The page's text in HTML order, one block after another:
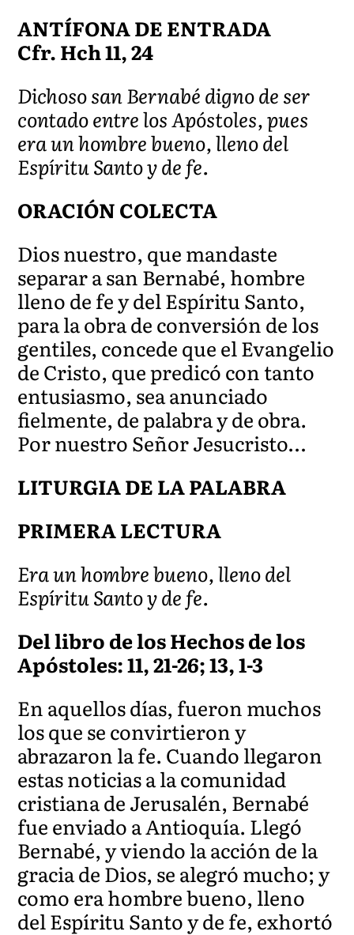
ANTÍFONA DE ENTRADA
Cfr. Hch 11, 24
Dichoso san Bernabé digno de ser
contado entre los Apóstoles, pues
era un hombre bueno, lleno del
Espíritu Santo y de fe.
ORACIÓN COLECTA
Dios nuestro, que mandaste
separar a san Bernabé, hombre
lleno de fe y del Espíritu Santo,
para la obra de conversión de los
gentiles, concede que el Evangelio
de Cristo, que predicó con tanto
entusiasmo, sea anunciado
fielmente, de palabra y de obra.
Por nuestro Señor Jesucristo…
LITURGIA DE LA PALABRA
PRIMERA LECTURA
Era un hombre bueno, lleno del
Espíritu Santo y de fe.
Del libro de los Hechos de los
Apóstoles: 11, 21-26; 13, 1-3
En aquellos días, fueron muchos
los que se convirtieron y
abrazaron la fe. Cuando llegaron
estas noticias a la comunidad
cristiana de Jerusalén, Bernabé
fue enviado a Antioquía. Llegó
Bernabé, y viendo la acción de la
gracia de Dios, se alegró mucho; y
como era hombre bueno, lleno
del Espíritu Santo y de fe, exhortó